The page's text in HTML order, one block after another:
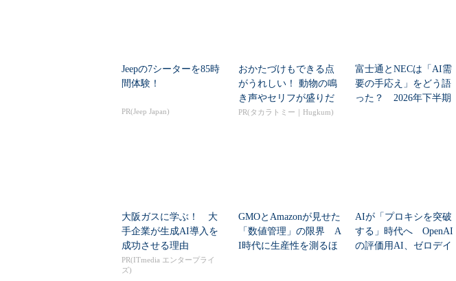
Jeepの7シーターを85時
間体験！
PR(Jeep Japan)
おかたづけもできる点
がうれしい！ 動物の鳴
き声やセリフが盛りだ
くさんの「アニア ...
PR(タカラトミー｜Hugkum)
富士通とNECは「AI需
要の手応え」をどう語
った？ 2026年下半期
大阪ガスに学ぶ！ 大
手企業が生成AI導入を
成功させる理由
PR(ITmedia エンタープライ
ズ)
GMOとAmazonが見せた
「数値管理」の限界 A
I時代に生産性を測るほ
AIが「プロキシを突破
する」時代へ OpenAI
の評価用AI、ゼロデイ